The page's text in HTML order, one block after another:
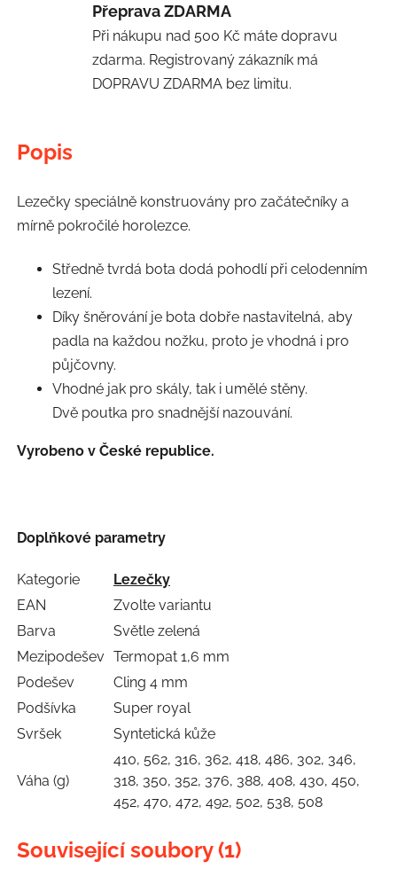
Přeprava ZDARMA
Při nákupu nad 500 Kč máte dopravu
zdarma. Registrovaný zákazník má
DOPRAVU ZDARMA bez limitu.
Popis
Lezečky speciálně konstruovány pro začátečníky a
mírně pokročilé horolezce.
Středně tvrdá bota dodá pohodlí při celodenním
lezení.
Díky šněrování je bota dobře nastavitelná, aby
padla na každou nožku, proto je vhodná i pro
půjčovny.
Vhodné jak pro skály, tak i umělé stěny.
Dvě poutka pro snadnější nazouvání.
Vyrobeno v České republice.
Doplňkové parametry
Kategorie
Lezečky
EAN
Zvolte variantu
Barva
Světle zelená
Mezipodešev Termopat 1,6 mm
Podešev
Cling 4 mm
Podšívka
Super royal
Svršek
Syntetická kůže
Váha (g)
410, 562, 316, 362, 418, 486, 302, 346,
318, 350, 352, 376, 388, 408, 430, 450,
452, 470, 472, 492, 502, 538, 508
Související soubory (1)